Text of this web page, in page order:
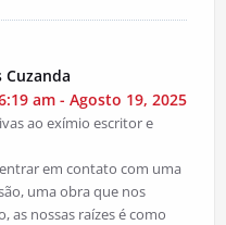
am - Agosto 19, 2025
ao exímio escritor e
em contato com uma
uma obra que nos
as nossas raízes é como